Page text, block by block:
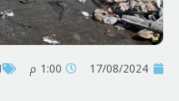
17/08/2024 1:00 م